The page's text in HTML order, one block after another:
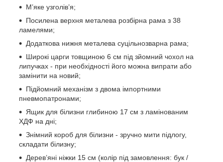
М’яке узголів’я;
Посилена верхня металева розбірна рама з 38
ламелями;
Додаткова нижня металева суцільнозварна рама;
Широкі царги товщиною 6 см під зйомний чохол на
липучках - при необхідності його можна випрати або
замінити на новий;
Підйомний механізм з двома імпортними
пневмопатронами;
Ящик для білизни глибиною 17 см з ламінованим
ХДФ на дні;
Знімний короб для білизни - зручно мити підлогу,
складати білизну;
Дерев’яні ніжки 15 см (колір під замовлення: бук /